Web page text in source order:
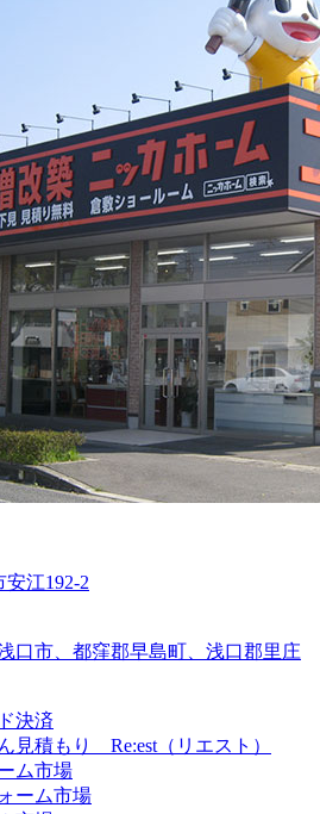
安江192-2
口市、都窪郡早島町、浅口郡里庄